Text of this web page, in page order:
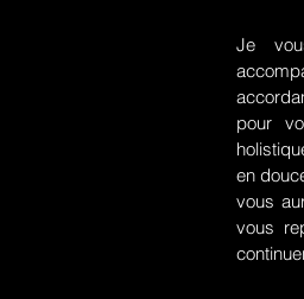
Je
pour
en
vous
vous